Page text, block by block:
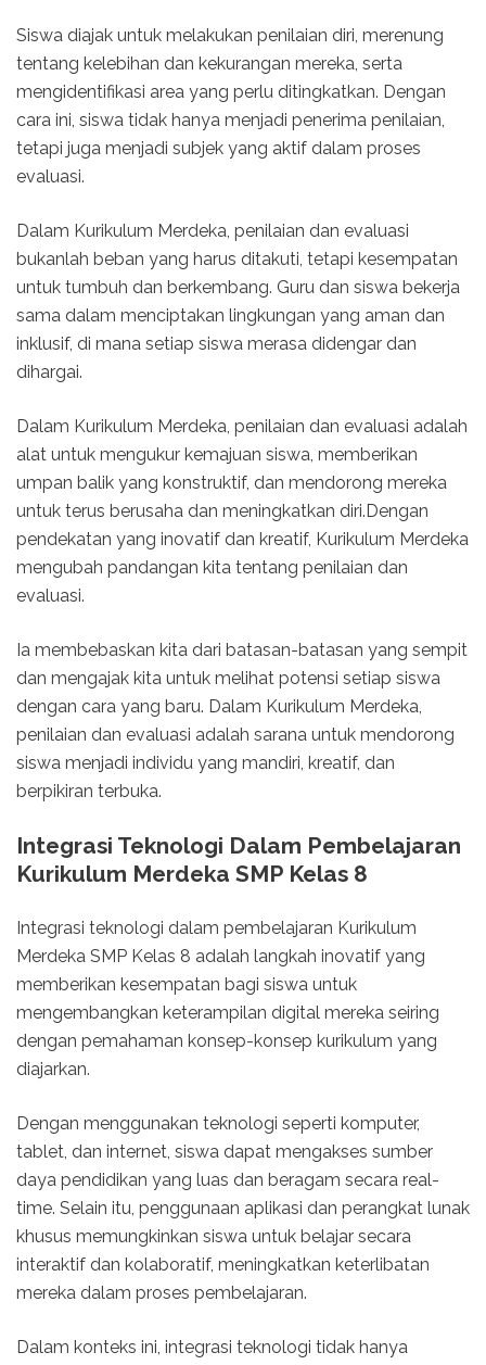
Siswa diajak untuk melakukan penilaian diri, merenung
tentang kelebihan dan kekurangan mereka, serta
mengidentifikasi area yang perlu ditingkatkan. Dengan
cara ini, siswa tidak hanya menjadi penerima penilaian,
tetapi juga menjadi subjek yang aktif dalam proses
evaluasi.
Dalam Kurikulum Merdeka, penilaian dan evaluasi
bukanlah beban yang harus ditakuti, tetapi kesempatan
untuk tumbuh dan berkembang. Guru dan siswa bekerja
sama dalam menciptakan lingkungan yang aman dan
inklusif, di mana setiap siswa merasa didengar dan
dihargai.
Dalam Kurikulum Merdeka, penilaian dan evaluasi adalah
alat untuk mengukur kemajuan siswa, memberikan
umpan balik yang konstruktif, dan mendorong mereka
untuk terus berusaha dan meningkatkan diri.Dengan
pendekatan yang inovatif dan kreatif, Kurikulum Merdeka
mengubah pandangan kita tentang penilaian dan
evaluasi.
Ia membebaskan kita dari batasan-batasan yang sempit
dan mengajak kita untuk melihat potensi setiap siswa
dengan cara yang baru. Dalam Kurikulum Merdeka,
penilaian dan evaluasi adalah sarana untuk mendorong
siswa menjadi individu yang mandiri, kreatif, dan
berpikiran terbuka.
Integrasi Teknologi Dalam Pembelajaran
Kurikulum Merdeka SMP Kelas 8
Integrasi teknologi dalam pembelajaran Kurikulum
Merdeka SMP Kelas 8 adalah langkah inovatif yang
memberikan kesempatan bagi siswa untuk
mengembangkan keterampilan digital mereka seiring
dengan pemahaman konsep-konsep kurikulum yang
diajarkan.
Dengan menggunakan teknologi seperti komputer,
tablet, dan internet, siswa dapat mengakses sumber
daya pendidikan yang luas dan beragam secara real-
time. Selain itu, penggunaan aplikasi dan perangkat lunak
khusus memungkinkan siswa untuk belajar secara
interaktif dan kolaboratif, meningkatkan keterlibatan
mereka dalam proses pembelajaran.
Dalam konteks ini, integrasi teknologi tidak hanya